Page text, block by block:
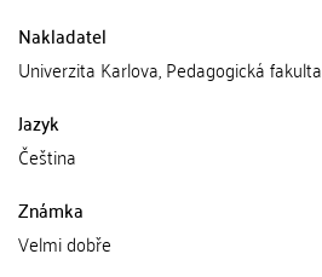
Nakladatel
Univerzita Karlova, Pedagogická fakulta
Jazyk
Čeština
Známka
Velmi dobře